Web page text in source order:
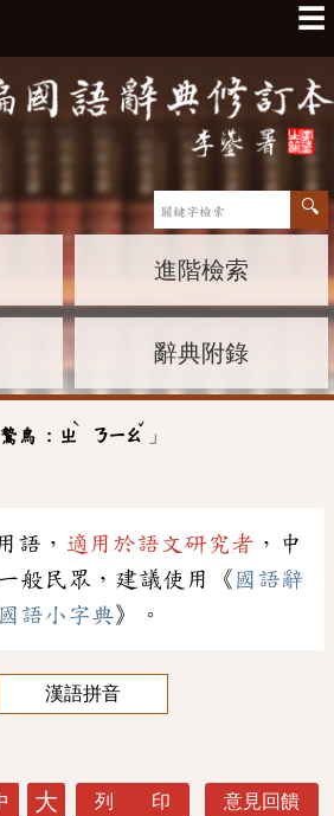
☰
進階檢索
辭典附錄
鷙鳥 : ㄓ
ˋ
ㄋㄧㄠ
ˇ
」
語， 適用於語文研究者 ，中
般民眾，建議使用《 國語辭
國語小字典》。
漢語拼音
大 列 印 意見回饋